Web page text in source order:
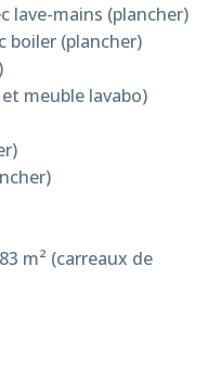
lave-mains (plancher)
boiler (plancher)
meuble lavabo)
m² (carreaux de